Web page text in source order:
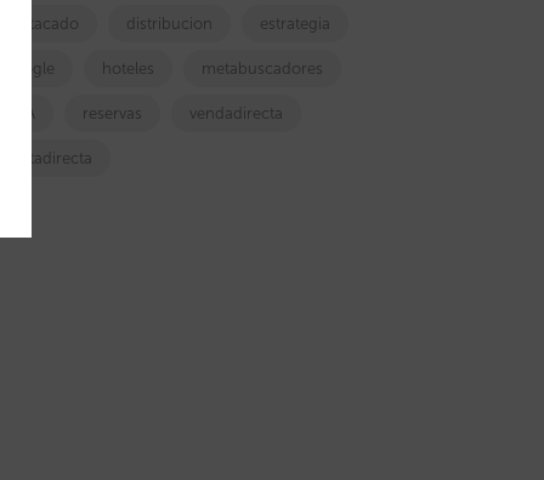
destacado distribucion estrategia
google hoteles metabuscadores
OTA reservas vendadirecta
ventadirecta